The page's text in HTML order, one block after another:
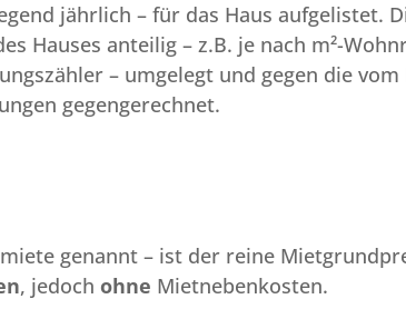
jährlich – für das Haus aufgelistet.
Hauses anteilig – z.B. je nach m²-
– umgelegt und gegen die
gegengerechnet.
genannt – ist der reine
, jedoch ohne Mietnebenkosten.